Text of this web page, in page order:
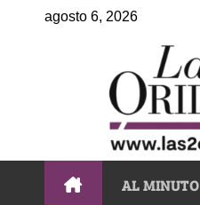
agosto 6, 2026
AL MINUTO